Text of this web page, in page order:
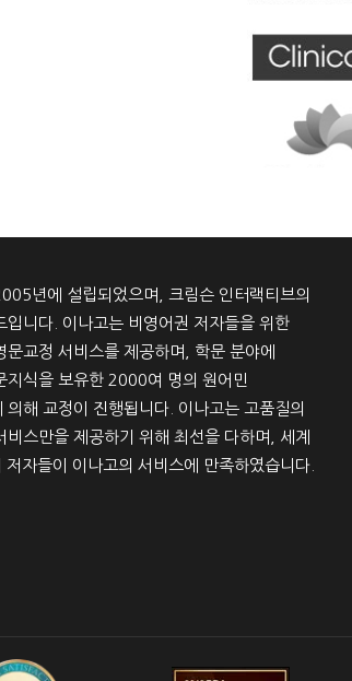
년에 설립되었으며, 크림슨 인터랙티브의
입니다. 이나고는 비영어권 저자들을 위한
문교정 서비스를 제공하며, 학문 분야에
지식을 보유한 2000여 명의 원어민
의해 교정이 진행됩니다. 이나고는 고품질의
비스만을 제공하기 위해 최선을 다하며, 세계
저자들이 이나고의 서비스에 만족하였습니다.